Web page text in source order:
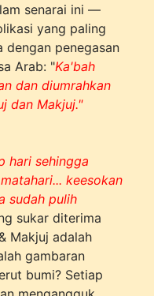
senarai ini —
yang paling
Arab: "Ka'bah
dan diumrahkan
dan Makjuj."
hari sehingga
keesokan
sudah pulih
sukar diterima
Makjuj adalah
gambaran
bumi? Setiap